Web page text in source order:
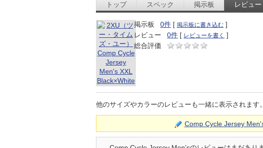
トップ スペック 掲示板 レビュー
掲示板 0件 [ 掲示板に書き込む ]
レビュー
0件 [ レビューを書く ]
総合評価
他のサイズやカラーのレビューも一緒に表示されます。
Comp Cycle Jersey